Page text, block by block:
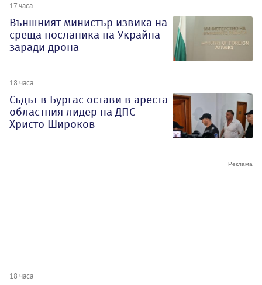
17 часа
Външният министър извика на
среща посланика на Украйна
заради дрона
18 часа
Съдът в Бургас остави в ареста
областния лидер на ДПС
Христо Широков
18 часа